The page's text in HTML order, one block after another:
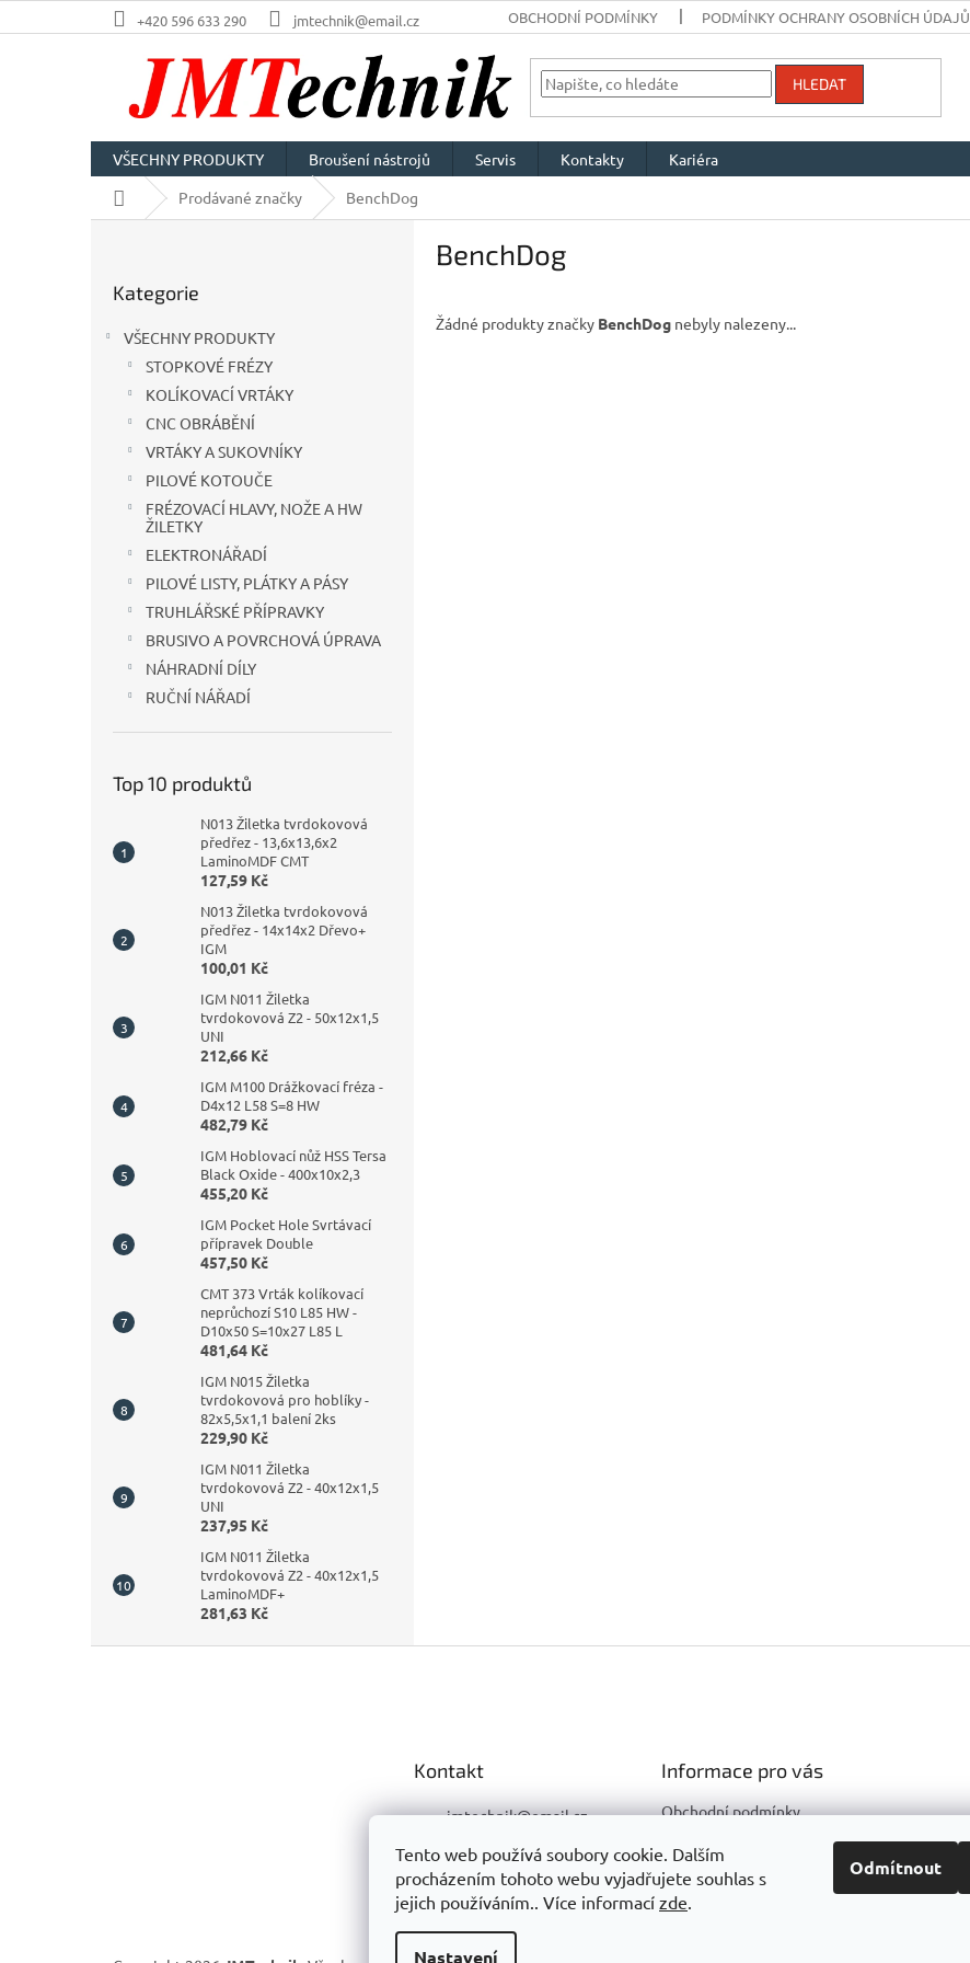
Tento web používá soubory cookie. Dalším
procházením tohoto webu vyjadřujete souhlas s
jejich používáním.. Více informací zde.
Nastavení
Odmítnout
na
+420 596 633 290 jmtechnik@email.cz OBCHODNÍ PODMÍNKY PODMÍNKY OCHRANY OSOBNÍCH ÚDAJŮ
HLEDAT
VŠECHNY PRODUKTY Broušení nástrojů Servis Kontakty
Kariéra
Domů
Prodávané značky BenchDog
kategorie
Kategorie
VŠECHNY PRODUKTY
STOPKOVÉ FRÉZY
KOLÍKOVACÍ VRTÁKY
CNC OBRÁBĚNÍ
VRTÁKY A SUKOVNÍKY
PILOVÉ KOTOUČE
FRÉZOVACÍ HLAVY, NOŽE A HW
ŽILETKY
ELEKTRONÁŘADÍ
PILOVÉ LISTY, PLÁTKY A PÁSY
TRUHLÁŘSKÉ PŘÍPRAVKY
BRUSIVO A POVRCHOVÁ ÚPRAVA
NÁHRADNÍ DÍLY
RUČNÍ NÁŘADÍ
Top 10 produktů
N013 Žiletka tvrdokovová
předřez - 13,6x13,6x2
LaminoMDF CMT
127,59 Kč
N013 Žiletka tvrdokovová
předřez - 14x14x2 Dřevo+
IGM
100,01 Kč
IGM N011 Žiletka
tvrdokovová Z2 - 50x12x1,5
UNI
212,66 Kč
IGM M100 Drážkovací fréza -
D4x12 L58 S=8 HW
482,79 Kč
IGM Hoblovací nůž HSS Tersa
Black Oxide - 400x10x2,3
455,20 Kč
IGM Pocket Hole Svrtávací
přípravek Double
457,50 Kč
CMT 373 Vrták kolíkovací
neprůchozí S10 L85 HW -
D10x50 S=10x27 L85 L
481,64 Kč
IGM N015 Žiletka
tvrdokovová pro hoblíky -
82x5,5x1,1 balení 2ks
229,90 Kč
IGM N011 Žiletka
tvrdokovová Z2 - 40x12x1,5
UNI
237,95 Kč
IGM N011 Žiletka
tvrdokovová Z2 - 40x12x1,5
LaminoMDF+
281,63 Kč
BenchDog
Žádné produkty značky BenchDog nebyly nalezeny...
Kontakt
jmtechnik@email.cz
+420 596 633 290
+420 603 857 271
Informace pro vás
Obchodní podmínky
Podmínky ochrany osobních
údajů